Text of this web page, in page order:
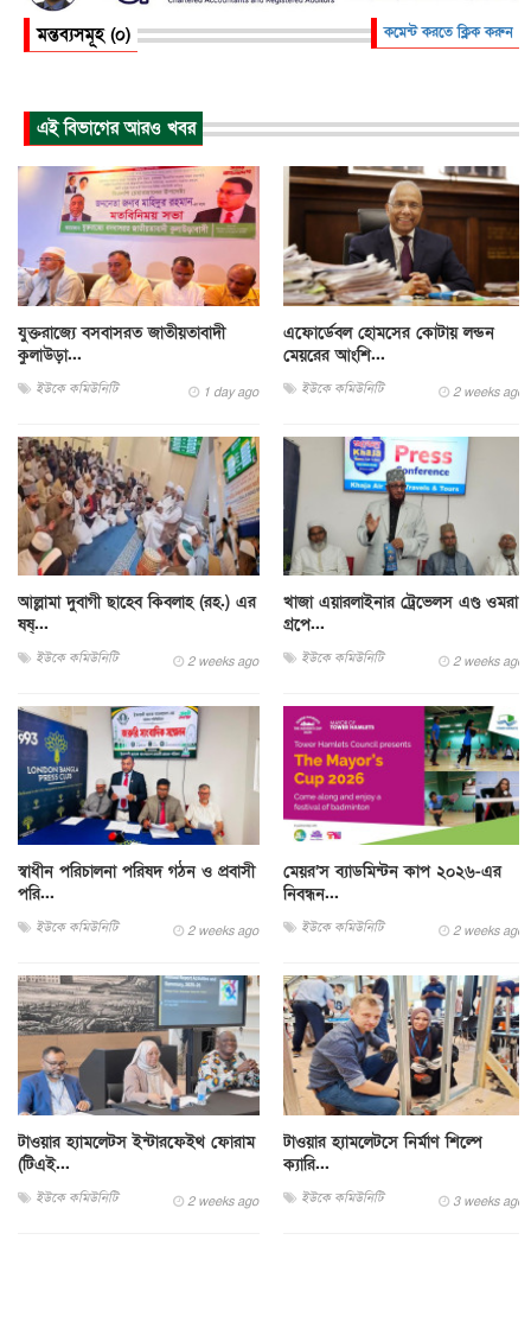
মন্তব্যসমূহ (০) কমেন্ট করতে ক্লিক করুন
এই বিভাগের আরও খবর
যুক্তরাজ্যে বসবাসরত জাতীয়তাবাদী
কুলাউড়া...
ইউকে কমিউনিটি 1 day ago
এফোর্ডেবল হোমসের কোটায় লন্ডন
মেয়রের আংশি...
ইউকে কমিউনিটি 2 weeks ago
আল্লামা দুবাগী ছাহেব কিবলাহ (রহ.) এর
ষষ্...
ইউকে কমিউনিটি 2 weeks ago
খাজা এয়ারলাইনার ট্রেভেলস এণ্ড ওমরা
গ্রপে...
ইউকে কমিউনিটি 2 weeks ago
স্বাধীন পরিচালনা পরিষদ গঠন ও প্রবাসী
পরি...
ইউকে কমিউনিটি 2 weeks ago
মেয়র’স ব্যাডমিন্টন কাপ ২০২৬-এর
নিবন্ধন...
ইউকে কমিউনিটি 2 weeks ago
টাওয়ার হ্যামলেটস ইন্টারফেইথ ফোরাম
(টিএই...
ইউকে কমিউনিটি 2 weeks ago
টাওয়ার হ্যামলেটসে নির্মাণ শিল্পে
ক্যারি...
ইউকে কমিউনিটি 3 weeks ago